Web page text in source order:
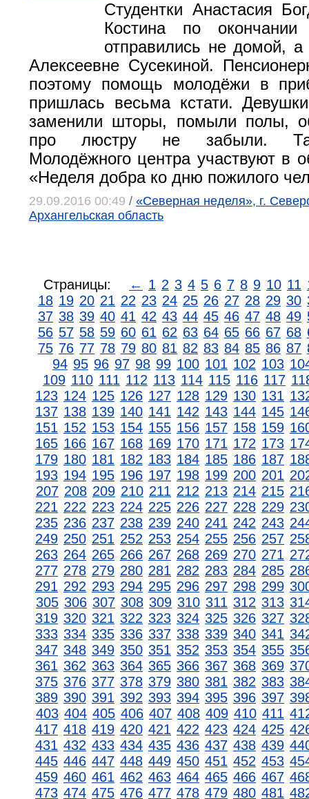
Студентки Анастасия
Костина по
отправились не домой,
Алексеевне Сусекиной.
поэтому помощь молодёжи в
пришлась весьма кстати.
заменили шторы, помыли полы,
про люстру не забыли.
Молодёжного центра участвуют в
«Неделя добра ко дню пожилого
29.09.2016 00:49 / «Северная неделя», г.
Архангельская область
Страницы: ← 1 2 3 4 5 6 7 8 9 10 11
18 19 20 21 22 23 24 25 26 27 28 29 30
37 38 39 40 41 42 43 44 45 46 47 48 49
56 57 58 59 60 61 62 63 64 65 66 67 68
75 76 77 78 79 80 81 82 83 84 85 86 87
94 95 96 97 98 99 100 101 102 103
109 110 111 112 113 114 115 116 117
123 124 125 126 127 128 129 130 131
137 138 139 140 141 142 143 144 145
151 152 153 154 155 156 157 158 159
165 166 167 168 169 170 171 172 173
179 180 181 182 183 184 185 186 187
193 194 195 196 197 198 199 200 201
207 208 209 210 211 212 213 214 215
221 222 223 224 225 226 227 228 229
235 236 237 238 239 240 241 242 243
249 250 251 252 253 254 255 256 257
263 264 265 266 267 268 269 270 271
277 278 279 280 281 282 283 284 285
291 292 293 294 295 296 297 298 299
305 306 307 308 309 310 311 312 313
319 320 321 322 323 324 325 326 327
333 334 335 336 337 338 339 340 341
347 348 349 350 351 352 353 354 355
361 362 363 364 365 366 367 368 369
375 376 377 378 379 380 381 382 383
389 390 391 392 393 394 395 396 397
403 404 405 406 407 408 409 410 411
417 418 419 420 421 422 423 424 425
431 432 433 434 435 436 437 438 439
445 446 447 448 449 450 451 452 453
459 460 461 462 463 464 465 466 467
473 474 475 476 477 478 479 480 481